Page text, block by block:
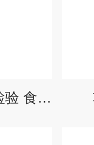
保健食品注册备案检验 食品检测服务